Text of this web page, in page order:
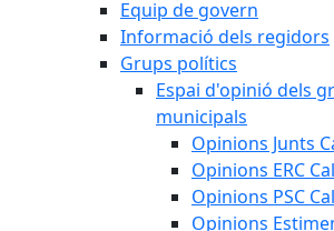
Equip de govern
Informació dels regidors
Grups polítics
Espai d'opinió dels
municipals
Opinions Junts
Opinions ERC
Opinions PSC
Opinions